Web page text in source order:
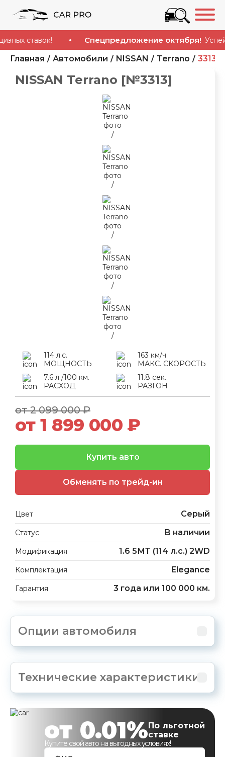
ставок! Спецпредложение октября! Успейте
Главная Автомобили NISSAN Terrano 3313
NISSAN Terrano [№3313]
от 2 099 000 ₽
от 1 899 000 ₽
Обменять по трейд-ин
Купить авто
Цвет Серый
Статус В наличии
Модификация 1.6 5МТ (114 л.с.) 2WD
Комплектация Elegance
Гарантия 3 года или 100 000 км.
114 л.с.
МОЩНОСТЬ
163 км/ч
МАКС. СКОРОСТЬ
7.6 л./100 км.
РАСХОД
11.8 сек.
РАЗГОН
Опции автомобиля
Технические характеристики
от 0.01%По льготной
ставке
Купите свой авто на выгодных условиях!